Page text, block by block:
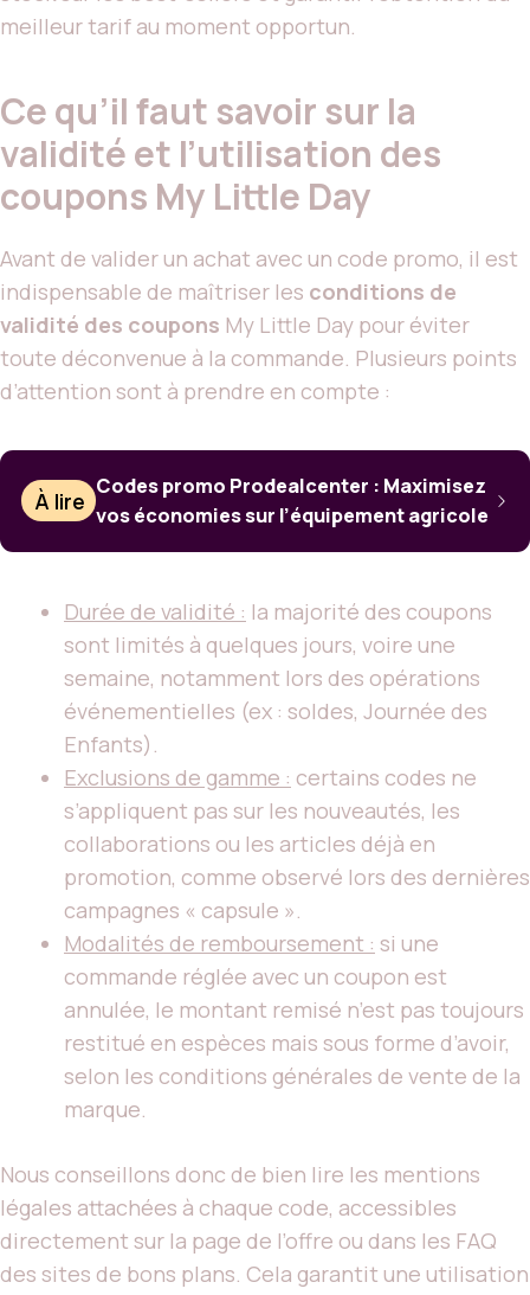
meilleur tarif au moment opportun.
Ce qu’il faut savoir sur la
validité et l’utilisation des
coupons My Little Day
Avant de valider un achat avec un code promo, il est
indispensable de maîtriser les conditions de
validité des coupons My Little Day pour éviter
toute déconvenue à la commande. Plusieurs points
d’attention sont à prendre en compte :
À lire
Codes promo Prodealcenter : Maximisez
vos économies sur l’équipement agricole
Durée de validité : la majorité des coupons
sont limités à quelques jours, voire une
semaine, notamment lors des opérations
événementielles (ex : soldes, Journée des
Enfants).
Exclusions de gamme : certains codes ne
s’appliquent pas sur les nouveautés, les
collaborations ou les articles déjà en
promotion, comme observé lors des dernières
campagnes « capsule ».
Modalités de remboursement : si une
commande réglée avec un coupon est
annulée, le montant remisé n’est pas toujours
restitué en espèces mais sous forme d’avoir,
selon les conditions générales de vente de la
marque.
Nous conseillons donc de bien lire les mentions
légales attachées à chaque code, accessibles
directement sur la page de l’offre ou dans les FAQ
des sites de bons plans. Cela garantit une utilisation